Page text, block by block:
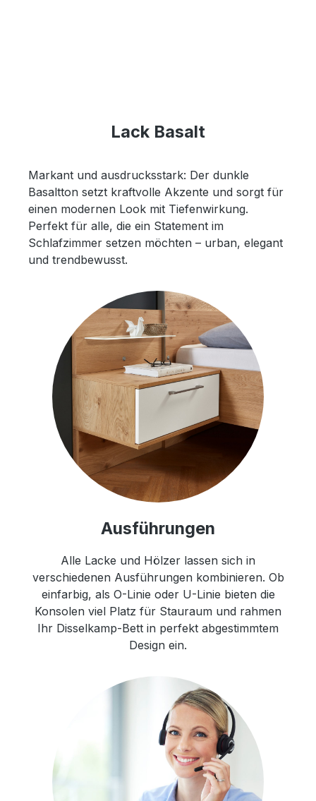
Lack Basalt
Markant und ausdrucksstark: Der dunkle
Basaltton setzt kraftvolle Akzente und sorgt für
einen modernen Look mit Tiefenwirkung.
Perfekt für alle, die ein Statement im
Schlafzimmer setzen möchten – urban, elegant
und trendbewusst.
Ausführungen
Alle Lacke und Hölzer lassen sich in
verschiedenen Ausführungen kombinieren. Ob
einfarbig, als O-Linie oder U-Linie bieten die
Konsolen viel Platz für Stauraum und rahmen
Ihr Disselkamp-Bett in perfekt abgestimmtem
Design ein.